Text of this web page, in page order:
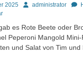
2025 Autoradministrator
es Rote Beete oder
Peperoni Mangold Mini-
und Salat von Tim und